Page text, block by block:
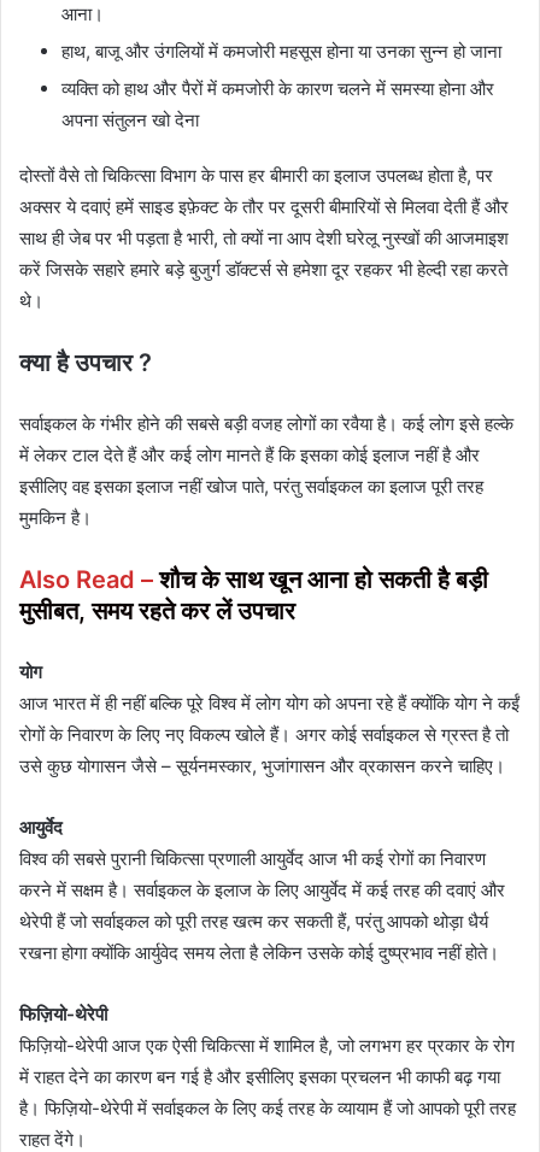
आना।
हाथ, बाजू और उंगलियों में कमजोरी महसूस होना या उनका सुन्न हो जाना
व्यक्ति को हाथ और पैरों में कमजोरी के कारण चलने में समस्या होना और
अपना संतुलन खो देना
दोस्तों वैसे तो चिकित्सा विभाग के पास हर बीमारी का इलाज उपलब्ध होता है, पर
अक्सर ये दवाएं हमें साइड इफ़ेक्ट के तौर पर दूसरी बीमारियों से मिलवा देती हैं और
साथ ही जेब पर भी पड़ता है भारी, तो क्यों ना आप देशी घरेलू नुस्खों की आजमाइश
करें जिसके सहारे हमारे बड़े बुजुर्ग डॉक्टर्स से हमेशा दूर रहकर भी हेल्दी रहा करते
थे।
क्या है उपचार ?
सर्वाइकल के गंभीर होने की सबसे बड़ी वजह लोगों का रवैया है। कई लोग इसे हल्के
में लेकर टाल देते हैं और कई लोग मानते हैं कि इसका कोई इलाज नहीं है और
इसीलिए वह इसका इलाज नहीं खोज पाते, परंतु सर्वाइकल का इलाज पूरी तरह
मुमकिन है।
Also Read –शौच के साथ खून आना हो सकती है बड़ी
मुसीबत, समय रहते कर लें उपचार
योग
आज भारत में ही नहीं बल्कि पूरे विश्व में लोग योग को अपना रहे हैं क्योंकि योग ने कईं
रोगों के निवारण के लिए नए विकल्प खोले हैं। अगर कोई सर्वाइकल से ग्रस्त है तो
उसे कुछ योगासन जैसे – सूर्यनमस्कार, भुजांगासन और व्रकासन करने चाहिए।
आयुर्वेद
विश्व की सबसे पुरानी चिकित्सा प्रणाली आयुर्वेद आज भी कई रोगों का निवारण
करने में सक्षम है। सर्वाइकल के इलाज के लिए आयुर्वेद में कई तरह की दवाएं और
थेरेपी हैं जो सर्वाइकल को पूरी तरह खत्म कर सकती हैं, परंतु आपको थोड़ा धैर्य
रखना होगा क्योंकि आर्युवेद समय लेता है लेकिन उसके कोई दुष्प्रभाव नहीं होते।
फिज़ियो-थेरेपी
फिज़ियो-थेरेपी आज एक ऐसी चिकित्सा में शामिल है, जो लगभग हर प्रकार के रोग
में राहत देने का कारण बन गई है और इसीलिए इसका प्रचलन भी काफी बढ़ गया
है। फिज़ियो-थेरेपी में सर्वाइकल के लिए कई तरह के व्यायाम हैं जो आपको पूरी तरह
राहत देंगे।